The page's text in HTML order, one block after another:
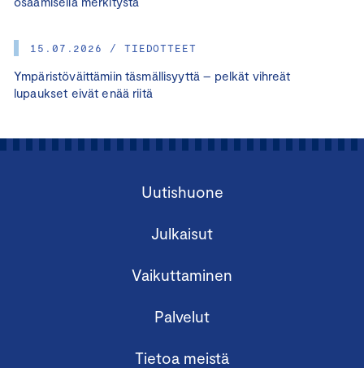
15.07.2026 / TIEDOTTEET
Ympäristöväittämiin täsmällisyyttä – pelkät vihreät
lupaukset eivät enää riitä
Uutishuone
Julkaisut
Vaikuttaminen
Palvelut
Tietoa meistä